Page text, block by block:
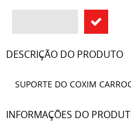
DESCRIÇÃO DO PRODUTO
SUPORTE DO COXIM
INFORMAÇÕES DO